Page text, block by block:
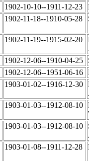
1902-10-10--1911-12-23
1902-11-18--1910-05-28
1902-11-19--1915-02-20
1902-12-06--1910-04-25
1902-12-06--1951-06-16
1903-01-02--1916-12-30
1903-01-03--1912-08-10
1903-01-03--1912-08-10
1903-01-08--1911-12-28